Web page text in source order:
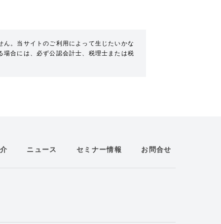
。当サイトのご利用によって生じたいかな
合には、必ず公認会計士、税理士または税
ニュース セミナー情報 お問合せ